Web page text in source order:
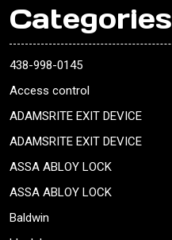
Categories
438-998-0145
Access control
ADAMSRITE EXIT DEVICE
ADAMSRITE EXIT DEVICE
ASSA ABLOY LOCK
ASSA ABLOY LOCK
Baldwin